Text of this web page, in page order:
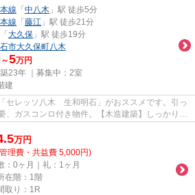
線 「 中八木 」駅 徒歩5分
線 「 藤江 」駅 徒歩21分
「 大久保 」駅 徒歩19分
市大久保町八木
5万円
23年 ｜募集中： 2室
建
セレッソ八木 生和明石」がおススメです。引っ
、ガスコンロ付き物件。【木造建築】しっかりと
万円
理費・共益費 5,000円)
：0ヶ月｜礼：1ヶ月
在階：1階
取り：1R